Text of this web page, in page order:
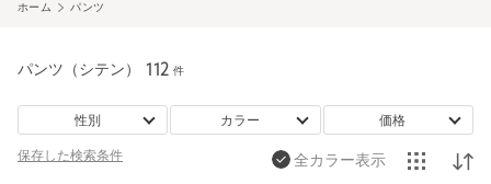
ホーム パンツ
パンツ（シテン） 112 件
性別 カラー 価格
保存した検索条件 全カラー表示